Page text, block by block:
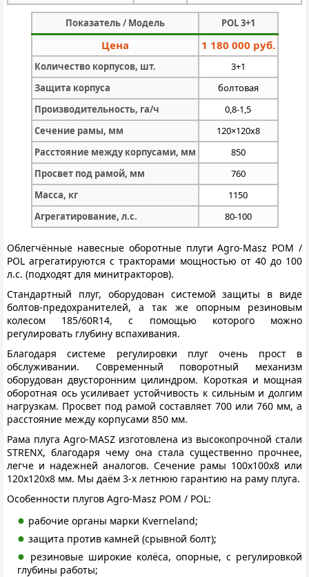
Показатель / Модель POL 3+1
Цена 1 180 000 руб.
Количество корпусов, шт.
3+1
Защита корпуса
болтовая
Производительность, га/ч
0,8-1,5
Сечение рамы, мм
120×120х8
Расстояние между корпусами, мм
850
Просвет под рамой, мм
760
Масса, кг
1150
Агрегатирование, л.с.
80-100
Облегчённые навесные оборотные плуги Agro-Masz POM /
POL агрегатируются с тракторами мощностью от 40 до 100
л.с. (подходят для минитракторов).
Стандартный плуг, оборудован системой защиты в виде
болтов-предохранителей, а так же опорным резиновым
колесом 185/60R14, с помощью которого можно
регулировать глубину вспахивания.
Благодаря системе регулировки плуг очень прост в
обслуживании. Современный поворотный механизм
оборудован двусторонним цилиндром. Короткая и мощная
оборотная ось усиливает устойчивость к сильным и долгим
нагрузкам. Просвет под рамой составляет 700 или 760 мм, а
расстояние между корпусами 850 мм.
Рама плуга Agro-MASZ изготовлена из высокопрочной стали
STRENX, благодаря чему она стала существенно прочнее,
легче и надежней аналогов. Сечение рамы 100х100х8 или
120х120х8 мм. Мы даём 3-х летнюю гарантию на раму плуга.
Особенности плугов Agro-Masz POM / POL:
рабочие органы марки Kverneland;
защита против камней (срывной болт);
резиновые широкие колёса, опорные, с регулировкой
глубины работы;